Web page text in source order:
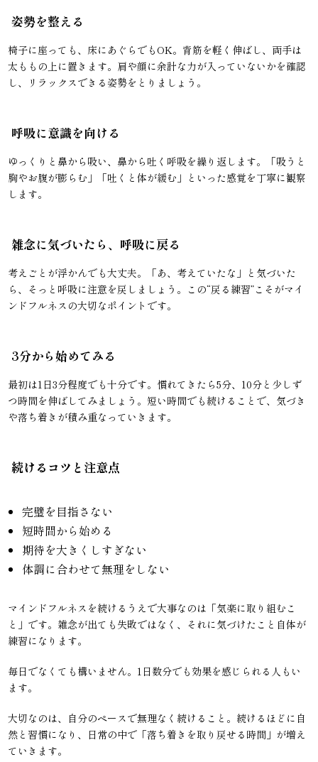
姿勢を整える
椅子に座っても、床にあぐらでもOK。背筋を軽く伸ばし、両手は
太ももの上に置きます。肩や顔に余計な力が入っていないかを確認
し、リラックスできる姿勢をとりましょう。
呼吸に意識を向ける
ゆっくりと鼻から吸い、鼻から吐く呼吸を繰り返します。「吸うと
胸やお腹が膨らむ」「吐くと体が緩む」といった感覚を丁寧に観察
します。
雑念に気づいたら、呼吸に戻る
考えごとが浮かんでも大丈夫。「あ、考えていたな」と気づいた
ら、そっと呼吸に注意を戻しましょう。この“戻る練習”こそがマイ
ンドフルネスの大切なポイントです。
3分から始めてみる
最初は1日3分程度でも十分です。慣れてきたら5分、10分と少しず
つ時間を伸ばしてみましょう。短い時間でも続けることで、気づき
や落ち着きが積み重なっていきます。
続けるコツと注意点
完璧を目指さない
短時間から始める
期待を大きくしすぎない
体調に合わせて無理をしない
マインドフルネスを続けるうえで大事なのは「気楽に取り組むこ
と」です。雑念が出ても失敗ではなく、それに気づけたこと自体が
練習になります。
毎日でなくても構いません。1日数分でも効果を感じられる人もい
ます。
大切なのは、自分のペースで無理なく続けること。続けるほどに自
然と習慣になり、日常の中で「落ち着きを取り戻せる時間」が増え
ていきます。